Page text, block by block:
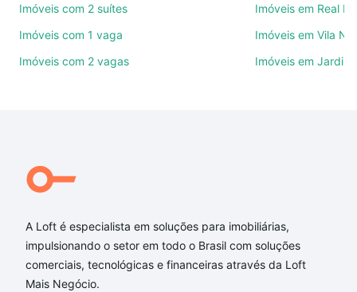
também pode usar os filtros como quantidade de
quartos, suítes, com ou sem vaga de garagem para
comodidades, como piscina, academia, salão de
Residencial Novo Mundo, Campinas, SP?
Imóveis à venda em Loteamento Residencial Novo
Mundo, Campinas, SP que custam a partir de R$ 0 e
com nossas opções de financiamento imobiliário as
parcelas podem se adequar ao seu orçamento. Se
Imóveis com 2 suítes
Imóveis com 1 vaga
Imóveis com 2 vagas
Imóveis em Real
Imóveis em Vila
Imóveis em Jardim
A Loft é especialista em soluções para imobiliárias,
impulsionando o setor em todo o Brasil com soluções
comerciais, tecnológicas e financeiras através da Loft
Mais Negócio.